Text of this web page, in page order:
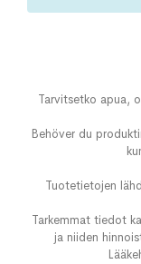
Tarvitsetko apua,
Behöver du
Tuotetietojen
Tarkemmat tiedot
ja niiden